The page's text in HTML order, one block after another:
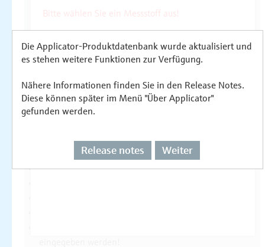
Die Applicator-Produktdatenbank wurde aktualisiert und
es stehen weitere Funktionen zur Verfügung.
Nähere Informationen finden Sie in den Release Notes.
Diese können später im Menü "Über Applicator"
gefunden werden.
Release notes Weiter